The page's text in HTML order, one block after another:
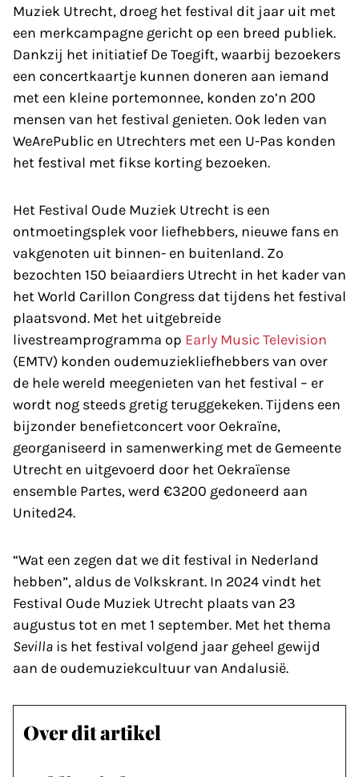
Muziek Utrecht, droeg het festival dit jaar uit met
een merkcampagne gericht op een breed publiek.
Dankzij het initiatief De Toegift, waarbij bezoekers
een concertkaartje kunnen doneren aan iemand
met een kleine portemonnee, konden zo’n 200
mensen van het festival genieten. Ook leden van
WeArePublic en Utrechters met een U-Pas konden
het festival met fikse korting bezoeken.
Het Festival Oude Muziek Utrecht is een
ontmoetingsplek voor liefhebbers, nieuwe fans en
vakgenoten uit binnen- en buitenland. Zo
bezochten 150 beiaardiers Utrecht in het kader van
het World Carillon Congress dat tijdens het festival
plaatsvond. Met het uitgebreide
livestreamprogramma op Early Music Television
(EMTV) konden oudemuziekliefhebbers van over
de hele wereld meegenieten van het festival – er
wordt nog steeds gretig teruggekeken. Tijdens een
bijzonder benefietconcert voor Oekraïne,
georganiseerd in samenwerking met de Gemeente
Utrecht en uitgevoerd door het Oekraïense
ensemble Partes, werd €3200 gedoneerd aan
United24.
“Wat een zegen dat we dit festival in Nederland
hebben”, aldus de Volkskrant. In 2024 vindt het
Festival Oude Muziek Utrecht plaats van 23
augustus tot en met 1 september. Met het thema
Sevilla is het festival volgend jaar geheel gewijd
aan de oudemuziekcultuur van Andalusië.
Over dit artikel